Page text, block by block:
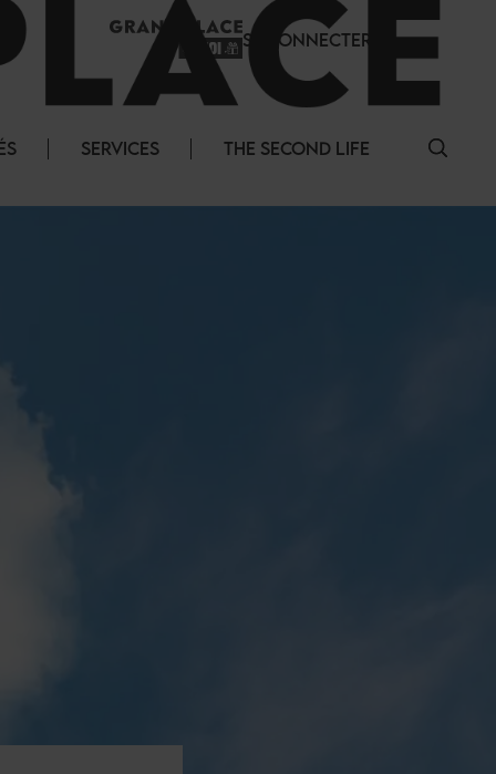
SE CONNECTER
SERVICES THE SECOND LIFE